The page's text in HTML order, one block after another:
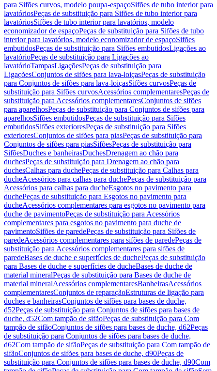
para Sifões curvos, modelo poupa-espaçoSifões de tubo interior para
lavatóriosPeças de substituição para Sifões de tubo interior para
lavatóriosSifões de tubo interior para lavatórios, modelo
economizador de espaçoPeças de substituição para Sifões de tubo
interior para lavatórios, modelo economizador de espaçoSifões
embutidosPeças de substituição para Sifões embutidosLigações ao
lavatórioPeças de substituição para Ligações ao
lavatórioTampasLigaçõesPeças de substituição para
LigaçõesConjuntos de sifões para lava-loiçasPeças de substituição
para Conjuntos de sifões para lava-loiçasSifões curvosPeças de
substituição para Sifões curvosAcessórios complementaresPeças de
substituição para Acessórios complementaresConjuntos de sifões
para aparelhosPeças de substituição para Conjuntos de sifões para
aparelhosSifões embutidosPeças de substituição para Sifões
embutidosSifões exterioresPeças de substituição para Sifões
exterioresConjuntos de sifões para piasPeças de substituição para
Conjuntos de sifões para piasSifõesPeças de substituição para
SifõesDuches e banheirasDuchesDrenagem ao chão para
duchesPeças de substituição para Drenagem ao chão para
duchesCalhas para duchePeças de substituição para Calhas para
ducheAcessórios para calhas para duchePeças de substituição para
Acessórios para calhas para ducheEsgotos no pavimento para
duchePeças de substituição para Esgotos no pavimento para
ducheAcessórios complementares para esgotos no pavimento para
duche de pavimentoPeças de substituição para Acessórios
complementares para esgotos no pavimento para duche de
pavimentoSifões de paredePeças de substituição para Sifões de
paredeAcessórios complementares para sifões de paredePeças de
substituição para Acessórios complementares para sifões de
paredeBases de duche e superfícies de duchePeças de substituição
para Bases de duche e superfícies de ducheBases de duche de
material mineralPeças de substituição para Bases de duche de
material mineralAcessórios complementaresBanheirasAcessórios
complementaresConjuntos de reparaçãoEstruturas de ligação para
duches e banheirasConjuntos de sifões para bases de duche,
d52Peças de substituição para Conjuntos de sifões para bases de
duche, d52Com tampão de sifãoPeças de substituição para Com
tampão de sifãoConjuntos de sifões para bases de duche, d62Peças
de substituição para Conjuntos de sifões para bases de duche,
d62Com tampão de sifãoPeças de substituição para Com tampão de
sifãoConjuntos de sifões para bases de duche, d90Peças de
substituição para Conjuntos de sifões para bases de duche, d90Com